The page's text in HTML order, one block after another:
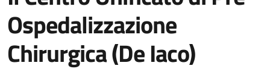
Ospedalizzazione
Chirurgica (De Iaco)